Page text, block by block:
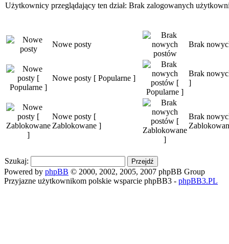
Użytkownicy przeglądający ten dział: Brak zalogowanych
Nowe posty Brak
Nowe posty [ Popularne ]
Brak
]
Nowe posty [
Zablokowane ]
Brak
Szukaj:
Powered by phpBB © 2000, 2002, 2005, 2007 phpBB Group
Przyjazne użytkownikom polskie wsparcie phpBB3 - phpBB3.PL